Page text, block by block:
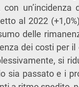
al 2022
delle
dei costi per
si
sia passato e i